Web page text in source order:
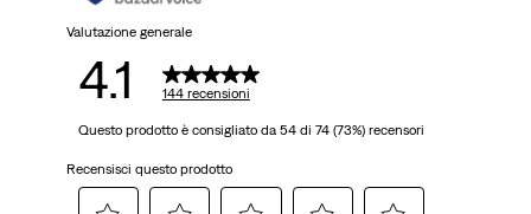
Valutazione generale
4.1 144 recensioni
Questo prodotto è consigliato da 54 di 74 (73%) recensori
Recensisci questo prodotto